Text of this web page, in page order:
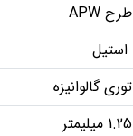
طرح APW
استیل
توری گالوانیزه
1.25 میلیمتر